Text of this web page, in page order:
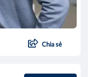
Chia sẻ